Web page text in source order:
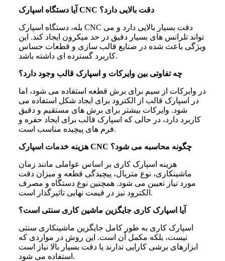
آیا دستگاه اسپارک CNC دقت بالایی دارد؟
بله، دستگاه اسپارک CNC دقت بسیار بالایی دارد و می
تواند تلرانس های بسیار دقیق در حد میکرون ایجاد کند. این
ویژگی باعث شده در صنایع قالب سازی و قطعات حساس
کاربرد گسترده ای داشته باشد.
چه تفاوتی بین وایرکات و اسپارک قالب وجود دارد؟
در وایرکات از سیم برای برش قطعه استفاده می شود، اما
در اسپارک قالب از الکترود برای ایجاد شکل استفاده می
شود. وایرکات بیشتر برای برش های مستقیم و دقیق
کاربرد دارد، در حالی که اسپارک قالب برای ایجاد حفره و
فرم های پیچیده مناسب است.
هزینه خدمات اسپارک CNC چگونه محاسبه می شود؟
هزینه اسپارک کاری بر اساس عواملی مانند زمان
ماشینکاری، نوع متریال، پیچیدگی قطعه و میزان دقت
مورد نیاز تعیین می شود. همچنین نوع دستگاه و مصرف
الکترود نیز در قیمت نهایی تاثیرگذار است.
آیا اسپارک کاری جایگزین ماشین کاری سنتی است؟
اسپارک کاری به طور کامل جایگزین ماشینکاری سنتی
نیست، بلکه مکمل آن است. این روش در مواردی که
ابزارهای برشی کارایی ندارند یا دقت بسیار بالا نیاز است
استفاده می شود.